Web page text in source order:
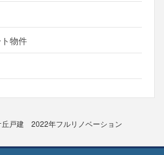
物件
戸建 2022年フルリノベーション